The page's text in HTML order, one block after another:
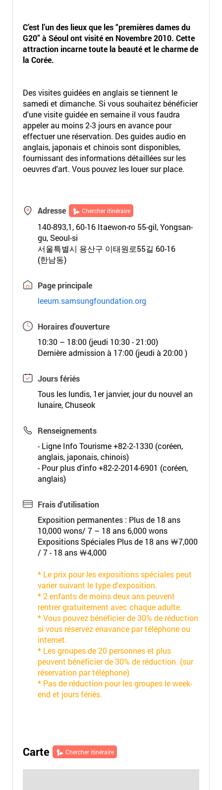
C’est l’un des lieux que les “premières dames du
G20” à Séoul ont visité en Novembre 2010. Cette
attraction incarne toute la beauté et le charme de
la Corée.
Des visites guidées en anglais se tiennent le
samedi et dimanche. Si vous souhaitez bénéficier
d'une visite guidée en semaine il vous faudra
appeler au moins 2-3 jours en avance pour
effectuer une réservation. Des guides audio en
anglais, japonais et chinois sont disponibles,
fournissant des informations détaillées sur les
oeuvres d'art. Vous pouvez les louer sur place.
Adresse Chercher itinéraire
140-893,1, 60-16 Itaewon-ro 55-gil, Yongsan-
gu, Seoul-si
서울특별시 용산구 이태원로55길 60-16
(한남동)
Page principale
leeum.samsungfoundation.org
Horaires d'ouverture
10:30 – 18:00 (jeudi 10:30 - 21:00)
Dernière admission à 17:00 (jeudi à 20:00 )
Jours fériés
Tous les lundis, 1er janvier, jour du nouvel an
lunaire, Chuseok
Renseignements
- Ligne Info Tourisme +82-2-1330 (coréen,
anglais, japonais, chinois)
- Pour plus d'info +82-2-2014-6901 (coréen,
anglais)
Frais d'utilisation
Exposition permanentes : Plus de 18 ans
10,000 wons/ 7 – 18 ans 6,000 wons
Expositions Spéciales Plus de 18 ans ￦7,000
/ 7 - 18 ans ￦4,000
* Le prix pour les expositions spéciales peut
varier suivant le type d'exposition.
* 2 enfants de moins deux ans peuvent
rentrer gratuitement avec chaque adulte.
* Vous pouvez bénéficier de 30% de réduction
si vous réservez enavance par téléphone ou
internet.
* Les groupes de 20 personnes et plus
peuvent bénéficier de 30% de réduction. (sur
réservation par téléphone)
* Pas de réduction pour les groupes le week-
end et jours fériés.
Carte Chercher itinéraire